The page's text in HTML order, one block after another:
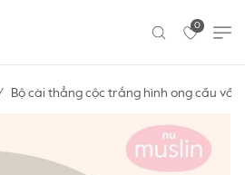
0
Bộ cài thẳng cộc trắng hình ong cầu